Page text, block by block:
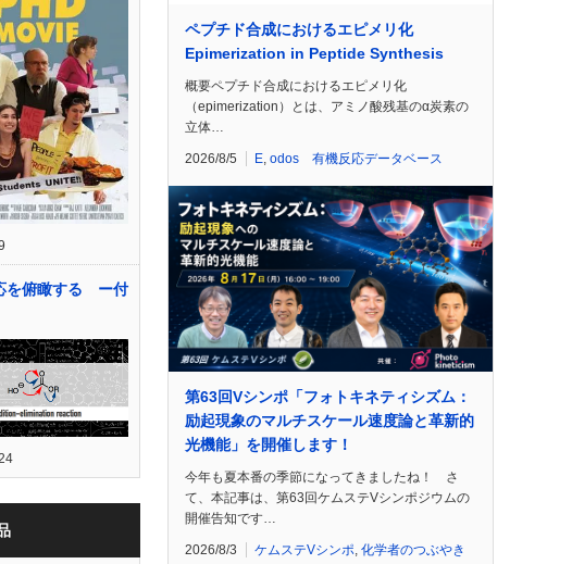
を俯瞰する ー付
ペプチド合成におけるエピメリ化
Epimerization in Peptide Synthesis
概要ペプチド合成におけるエピメリ化
（epimerization）とは、アミノ酸残基のα炭素の
立体…
2026/8/5 E odos 有機反応データベース
第63回Vシンポ「フォトキネティシズム：
励起現象のマルチスケール速度論と革新的
光機能」を開催します！
今年も夏本番の季節になってきましたね！ さ
て、本記事は、第63回ケムステVシンポジウムの
開催告知です…
2026/8/3 ケムステVシンポ, 化学者のつぶやき